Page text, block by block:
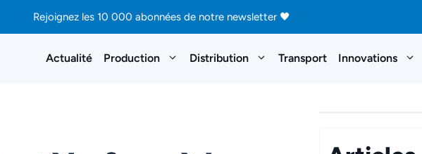
Rejoignez les 10 000 abonnées de notre newsletter 🖤
Actualité Production Distribution Transport Innovations